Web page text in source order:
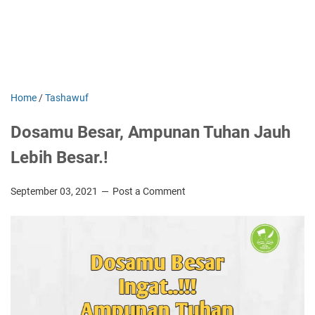
Home /Tashawuf
Dosamu Besar, Ampunan Tuhan Jauh
Lebih Besar.!
September 03, 2021 Post a Comment